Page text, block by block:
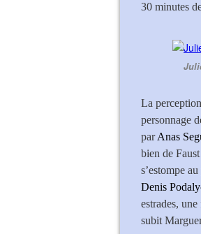
30 minutes
La
personnage
parAnas
bien de
s’estompe
Denis
estrades,
subit